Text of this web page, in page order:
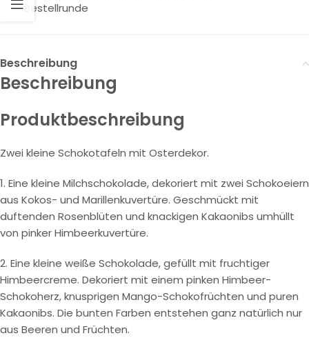
Bestellrunde
Beschreibung
Beschreibung
Produktbeschreibung
Zwei kleine Schokotafeln mit Osterdekor.
1. Eine kleine Milchschokolade, dekoriert mit zwei Schokoeiern
aus Kokos- und Marillenkuvertüre. Geschmückt mit
duftenden Rosenblüten und knackigen Kakaonibs umhüllt
von pinker Himbeerkuvertüre.
2. Eine kleine weiße Schokolade, gefüllt mit fruchtiger
Himbeercreme. Dekoriert mit einem pinken Himbeer-
Schokoherz, knusprigen Mango-Schokofrüchten und puren
Kakaonibs. Die bunten Farben entstehen ganz natürlich nur
aus Beeren und Früchten.